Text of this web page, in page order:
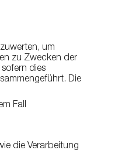
um
zu Zwecken der
dies
Die
Fall
die Verarbeitung